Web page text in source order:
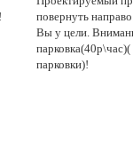
повернуть
Вы у цели.
парковка(40р\час)(
парковки)!